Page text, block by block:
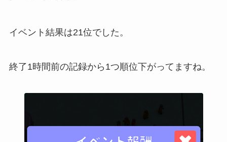
イベント結果は21位でした。
終了1時間前の記録から1つ順位下がってますね。